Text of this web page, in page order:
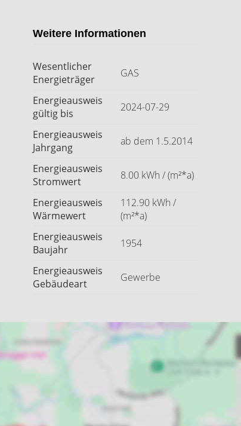
Weitere Informationen
Wesentlicher
Energieträger
GAS
Energieausweis
gültig bis
2024-07-29
Energieausweis
Jahrgang
ab dem 1.5.2014
Energieausweis
Stromwert
8.00 kWh / (m²*a)
Energieausweis
Wärmewert
112.90 kWh /
(m²*a)
Energieausweis
Baujahr
1954
Energieausweis
Gebäudeart
Gewerbe